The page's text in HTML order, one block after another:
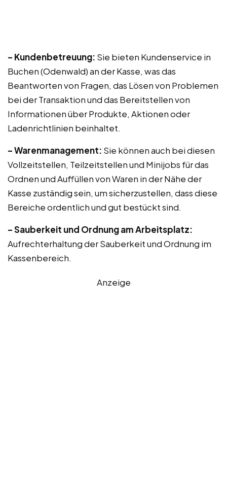
– Kundenbetreuung: Sie bieten Kundenservice in
Buchen (Odenwald) an der Kasse, was das
Beantworten von Fragen, das Lösen von Problemen
bei der Transaktion und das Bereitstellen von
Informationen über Produkte, Aktionen oder
Ladenrichtlinien beinhaltet.
– Warenmanagement: Sie können auch bei diesen
Vollzeitstellen, Teilzeitstellen und Minijobs für das
Ordnen und Auffüllen von Waren in der Nähe der
Kasse zuständig sein, um sicherzustellen, dass diese
Bereiche ordentlich und gut bestückt sind.
– Sauberkeit und Ordnung am Arbeitsplatz:
Aufrechterhaltung der Sauberkeit und Ordnung im
Kassenbereich.
Anzeige